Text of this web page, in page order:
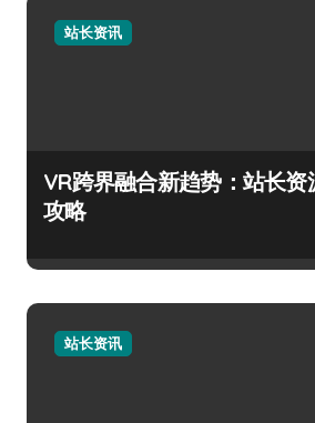
站长资讯
VR跨界融合新趋势：站长资
攻略
站长资讯